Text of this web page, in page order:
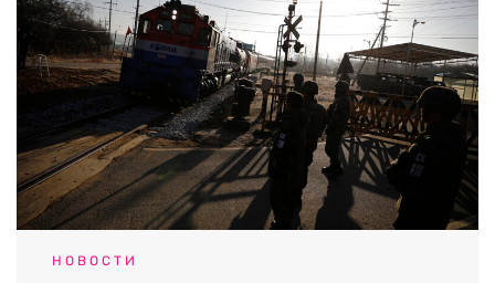
НОВОСТИ